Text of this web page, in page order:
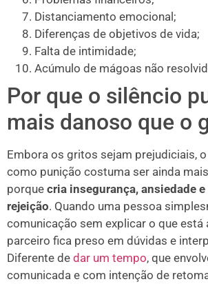
Distanciamento emocional;
Diferenças de objetivos de vida;
Falta de intimidade;
Acúmulo de mágoas não
Por que o silêncio
mais danoso que o
Embora os gritos sejam prejudiciais,
como punição costuma ser ainda
porque cria insegurança, ansiedade
rejeição. Quando uma pessoa
comunicação sem explicar o que está
parceiro fica preso em dúvidas e
Diferente de dar um tempo, que
comunicada e com intenção de